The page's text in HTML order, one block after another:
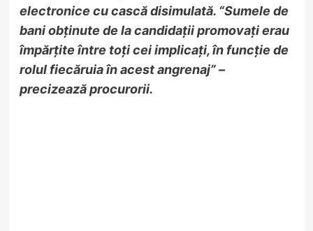
electronice cu cască disimulată. “Sumele de
bani obținute de la candidații promovați erau
împărțite între toți cei implicați, în funcție de
rolul fiecăruia în acest angrenaj” –
precizează procurorii.